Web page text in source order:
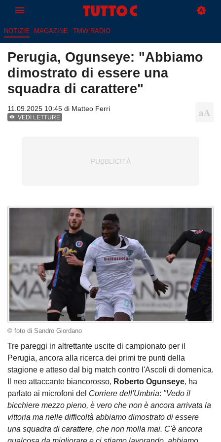
NOTIZIE MAGAZINE TMW RADIO
Perugia, Ogunseye: "Abbiamo
dimostrato di essere una
squadra di carattere"
11.09.2025 10:45 di Matteo Ferri
VEDI LETTURE
© foto di Sandro Giordano
Tre pareggi in altrettante uscite di campionato per il
Perugia, ancora alla ricerca dei primi tre punti della
stagione e atteso dal big match contro l'Ascoli di domenica.
Il neo attaccante biancorosso, Roberto Ogunseye, ha
parlato ai microfoni del Corriere dell'Umbria: "Vedo il
bicchiere mezzo pieno, è vero che non è ancora arrivata la
vittoria ma nelle difficoltà abbiamo dimostrato di essere
una squadra di carattere, che non molla mai. C'è ancora